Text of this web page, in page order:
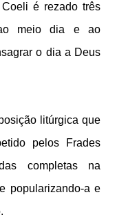
é rezado três
meio dia e ao
o dia a Deus
litúrgica que
pelos Frades
completas na
popularizando-a e